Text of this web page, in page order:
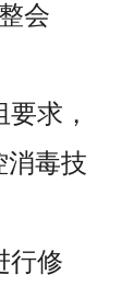
会
求，
消毒技
行修